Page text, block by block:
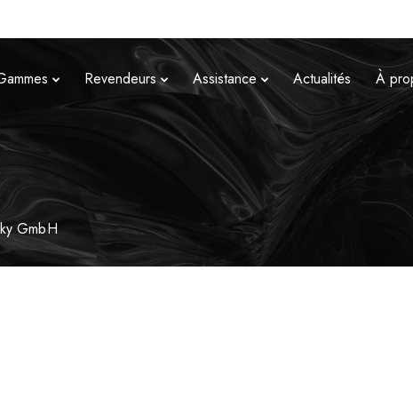
Revendeurs Assistance Actualités À
GmbH